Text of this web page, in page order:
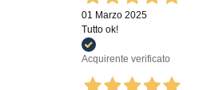
01 Marzo 2025
Tutto ok!
Acquirente verificato